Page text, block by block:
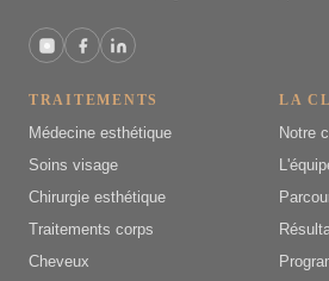
TRAITEMENTS
Médecine esthétique
Soins visage
Chirurgie esthétique
Traitements corps
Cheveux
LA
Notre